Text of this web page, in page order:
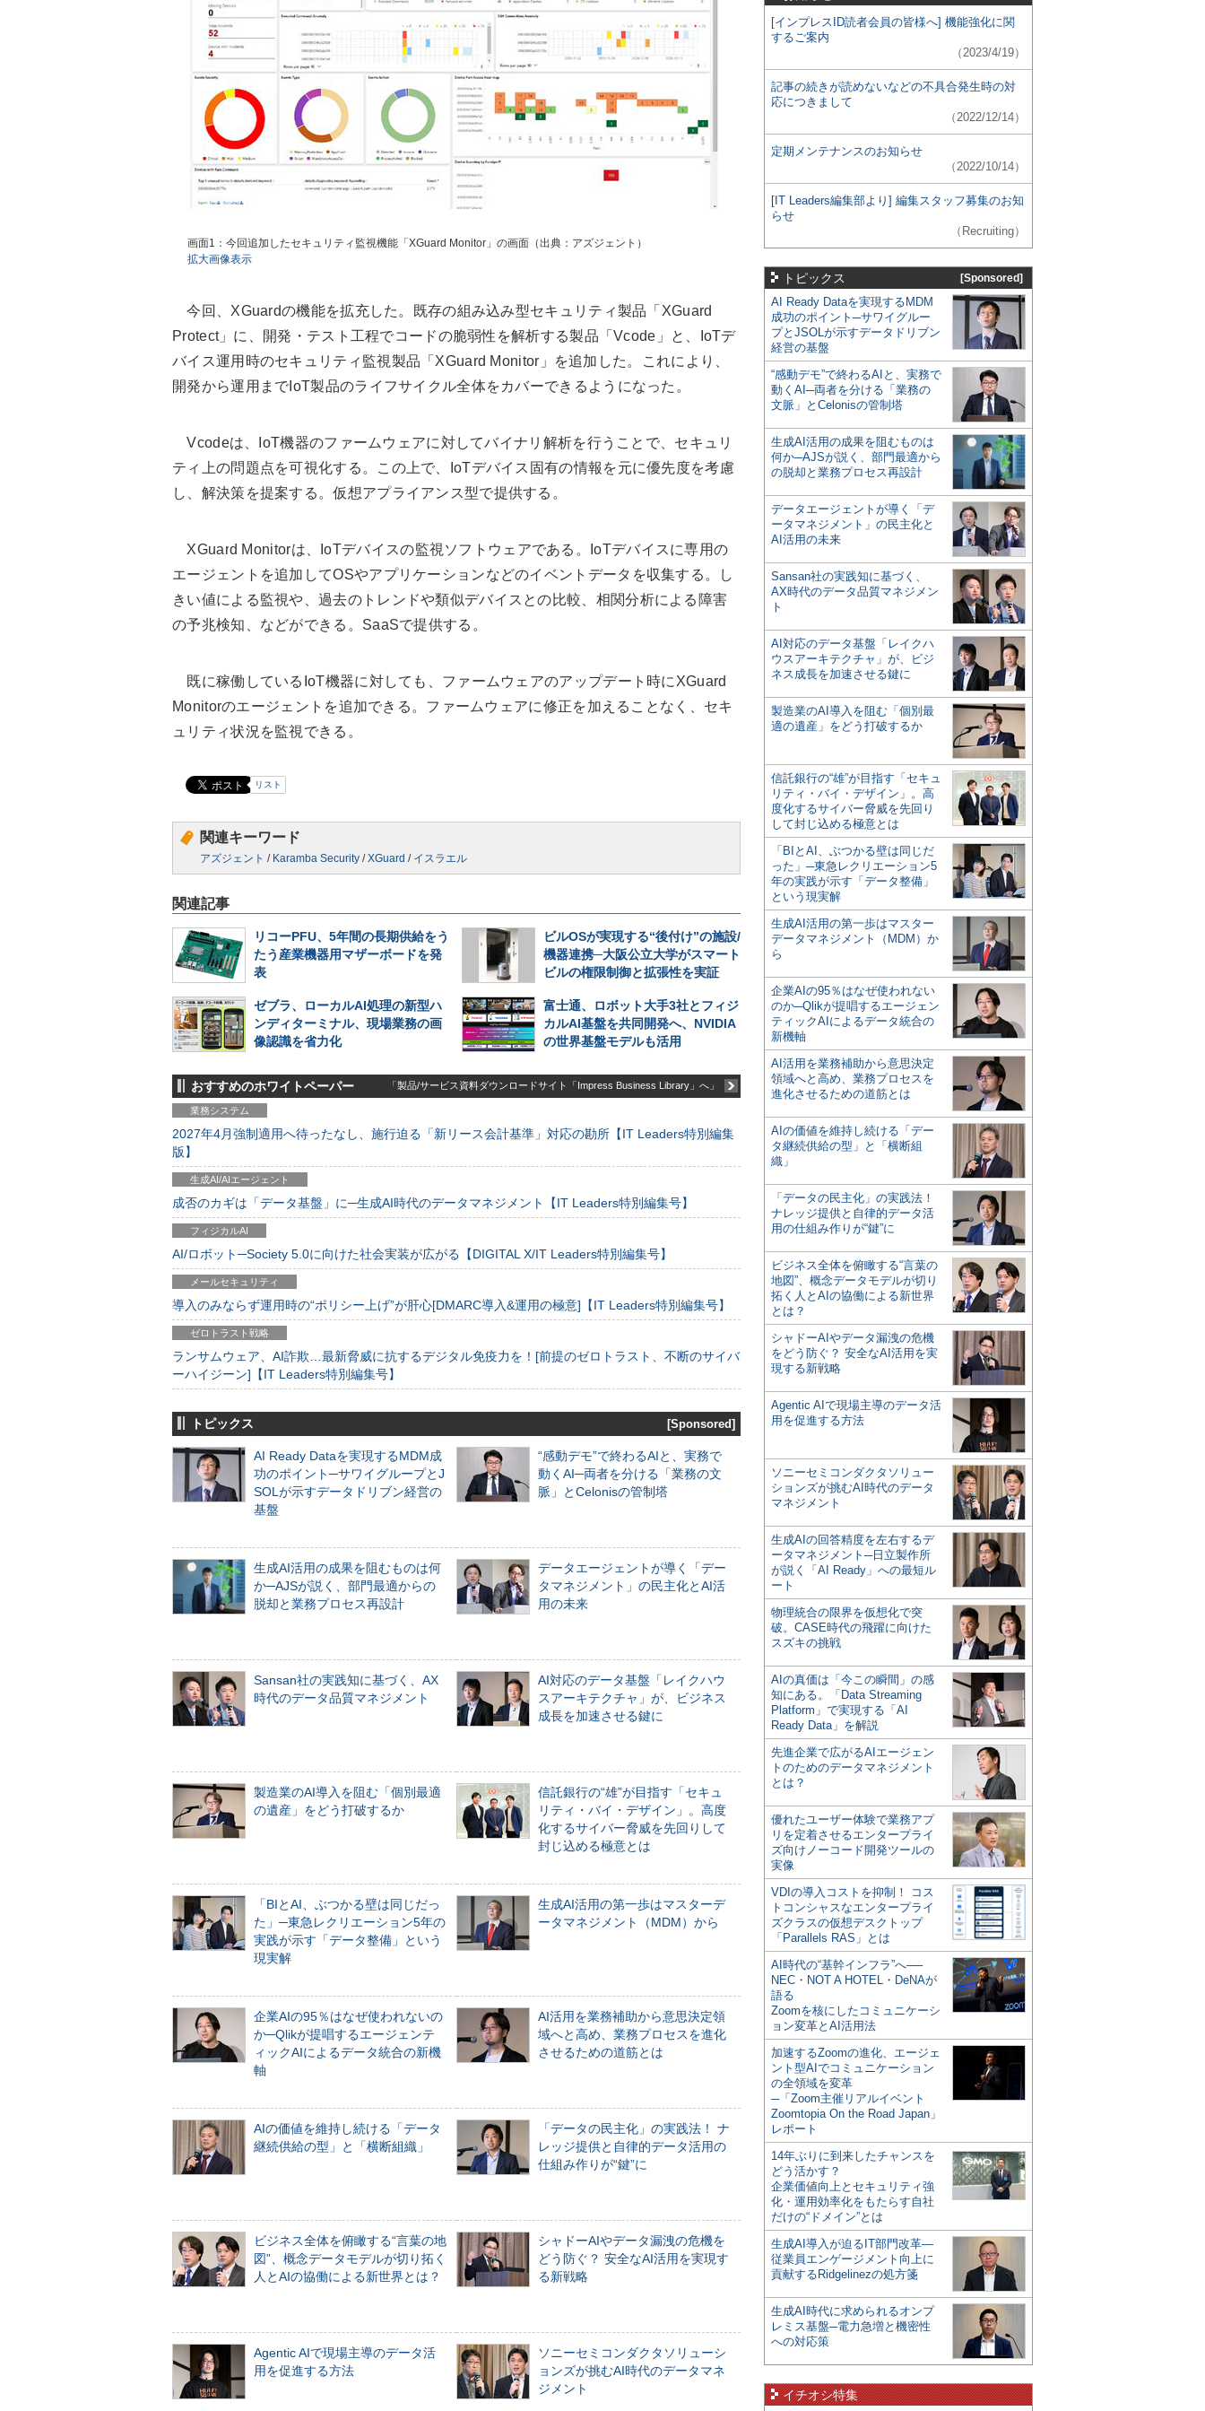
画面1：今回追加したセキュリティ監視機能「XGuard Monitor」の画面（出典：アズジェント）
拡大画像表示
今回、XGuardの機能を拡充した。既存の組み込み型セキュリティ製品「XGuard
Protect」に、開発・テスト工程でコードの脆弱性を解析する製品「Vcode」と、IoTデ
バイス運用時のセキュリティ監視製品「XGuard Monitor」を追加した。これにより、
開発から運用までIoT製品のライフサイクル全体をカバーできるようになった。
Vcodeは、IoT機器のファームウェアに対してバイナリ解析を行うことで、セキュリ
ティ上の問題点を可視化する。この上で、IoTデバイス固有の情報を元に優先度を考慮
し、解決策を提案する。仮想アプライアンス型で提供する。
XGuard Monitorは、IoTデバイスの監視ソフトウェアである。IoTデバイスに専用の
エージェントを追加してOSやアプリケーションなどのイベントデータを収集する。し
きい値による監視や、過去のトレンドや類似デバイスとの比較、相関分析による障害
の予兆検知、などができる。SaaSで提供する。
既に稼働しているIoT機器に対しても、ファームウェアのアップデート時にXGuard
Monitorのエージェントを追加できる。ファームウェアに修正を加えることなく、セキ
ュリティ状況を監視できる。
リスト
関連キーワード
アズジェント / Karamba Security /XGuard / イスラエル
関連記事
リコーPFU、5年間の長期供給をう
たう産業機器用マザーボードを発
表
ビルOSが実現する“後付け”の施設/
機器連携─大阪公立大学がスマート
ビルの権限制御と拡張性を実証
ゼブラ、ローカルAI処理の新型ハ
ンディターミナル、現場業務の画
像認識を省力化
富士通、ロボット大手3社とフィジ
カルAI基盤を共同開発へ、NVIDIA
の世界基盤モデルも活用
おすすめのホワイトペーパー 「製品/サービス資料ダウンロードサイト「Impress Business Library」へ」
業務システム
2027年4月強制適用へ待ったなし、施行迫る「新リース会計基準」対応の勘所【IT Leaders特別編集
版】
生成AI/AIエージェント
成否のカギは「データ基盤」に─生成AI時代のデータマネジメント【IT Leaders特別編集号】
フィジカルAI
AI/ロボット─Society 5.0に向けた社会実装が広がる【DIGITAL X/IT Leaders特別編集号】
メールセキュリティ
導入のみならず運用時の“ポリシー上げ”が肝心[DMARC導入&運用の極意]【IT Leaders特別編集号】
ゼロトラスト戦略
ランサムウェア、AI詐欺…最新脅威に抗するデジタル免疫力を！[前提のゼロトラスト、不断のサイバ
ーハイジーン]【IT Leaders特別編集号】
トピックス [Sponsored]
AI Ready Dataを実現するMDM成
功のポイント─サワイグループとJ
SOLが示すデータドリブン経営の
基盤
“感動デモ”で終わるAIと、実務で
動くAI─両者を分ける「業務の文
脈」とCelonisの管制塔
生成AI活用の成果を阻むものは何
か─AJSが説く、部門最適からの
脱却と業務プロセス再設計
データエージェントが導く「デー
タマネジメント」の民主化とAI活
用の未来
Sansan社の実践知に基づく、AX
時代のデータ品質マネジメント
AI対応のデータ基盤「レイクハウ
スアーキテクチャ」が、ビジネス
成長を加速させる鍵に
製造業のAI導入を阻む「個別最適
の遺産」をどう打破するか
信託銀行の“雄”が目指す「セキュ
リティ・バイ・デザイン」。高度
化するサイバー脅威を先回りして
封じ込める極意とは
「BIとAI、ぶつかる壁は同じだっ
た」─東急レクリエーション5年の
実践が示す「データ整備」という
現実解
生成AI活用の第一歩はマスターデ
ータマネジメント（MDM）から
企業AIの95％はなぜ使われないの
か─Qlikが提唱するエージェンテ
ィックAIによるデータ統合の新機
軸
AI活用を業務補助から意思決定領
域へと高め、業務プロセスを進化
させるための道筋とは
AIの価値を維持し続ける「データ
継続供給の型」と「横断組織」
「データの民主化」の実践法！ ナ
レッジ提供と自律的データ活用の
仕組み作りが“鍵”に
ビジネス全体を俯瞰する“言葉の地
図”、概念データモデルが切り拓く
人とAIの協働による新世界とは？
シャドーAIやデータ漏洩の危機を
どう防ぐ？ 安全なAI活用を実現す
る新戦略
Agentic AIで現場主導のデータ活
用を促進する方法
ソニーセミコンダクタソリューシ
ョンズが挑むAI時代のデータマネ
ジメント
[インプレスID読者会員の皆様へ] 機能強化に関
するご案内
（2023/4/19）
記事の続きが読めないなどの不具合発生時の対
応につきまして
（2022/12/14）
定期メンテナンスのお知らせ
（2022/10/14）
[IT Leaders編集部より] 編集スタッフ募集のお知
らせ
（Recruiting）
トピックス [Sponsored]
AI Ready Dataを実現するMDM
成功のポイント─サワイグルー
プとJSOLが示すデータドリブン
経営の基盤
“感動デモ”で終わるAIと、実務で
動くAI─両者を分ける「業務の
文脈」とCelonisの管制塔
生成AI活用の成果を阻むものは
何か─AJSが説く、部門最適から
の脱却と業務プロセス再設計
データエージェントが導く「デ
ータマネジメント」の民主化と
AI活用の未来
Sansan社の実践知に基づく、
AX時代のデータ品質マネジメン
ト
AI対応のデータ基盤「レイクハ
ウスアーキテクチャ」が、ビジ
ネス成長を加速させる鍵に
製造業のAI導入を阻む「個別最
適の遺産」をどう打破するか
信託銀行の“雄”が目指す「セキュ
リティ・バイ・デザイン」。高
度化するサイバー脅威を先回り
して封じ込める極意とは
「BIとAI、ぶつかる壁は同じだ
った」─東急レクリエーション5
年の実践が示す「データ整備」
という現実解
生成AI活用の第一歩はマスター
データマネジメント（MDM）か
ら
企業AIの95％はなぜ使われない
のか─Qlikが提唱するエージェン
ティックAIによるデータ統合の
新機軸
AI活用を業務補助から意思決定
領域へと高め、業務プロセスを
進化させるための道筋とは
AIの価値を維持し続ける「デー
タ継続供給の型」と「横断組
織」
「データの民主化」の実践法！
ナレッジ提供と自律的データ活
用の仕組み作りが“鍵”に
ビジネス全体を俯瞰する“言葉の
地図”、概念データモデルが切り
拓く人とAIの協働による新世界
とは？
シャドーAIやデータ漏洩の危機
をどう防ぐ？ 安全なAI活用を実
現する新戦略
Agentic AIで現場主導のデータ活
用を促進する方法
ソニーセミコンダクタソリュー
ションズが挑むAI時代のデータ
マネジメント
生成AIの回答精度を左右するデ
ータマネジメント─日立製作所
が説く「AI Ready」への最短ル
ート
物理統合の限界を仮想化で突
破。CASE時代の飛躍に向けた
スズキの挑戦
AIの真価は「今この瞬間」の感
知にある。「Data Streaming
Platform」で実現する「AI
Ready Data」を解説
先進企業で広がるAIエージェン
トのためのデータマネジメント
とは？
優れたユーザー体験で業務アプ
リを定着させるエンタープライ
ズ向けノーコード開発ツールの
実像
VDIの導入コストを抑制！ コス
トコンシャスなエンタープライ
ズクラスの仮想デスクトップ
「Parallels RAS」とは
AI時代の“基幹インフラ”へ──
NEC・NOT A HOTEL・DeNAが
語る
Zoomを核にしたコミュニケーシ
ョン変革とAI活用法
加速するZoomの進化、エージェ
ント型AIでコミュニケーション
の全領域を変革
─「Zoom主催リアルイベント
Zoomtopia On the Road Japan」
レポート
14年ぶりに到来したチャンスを
どう活かす？
企業価値向上とセキュリティ強
化・運用効率化をもたらす自社
だけの“ドメイン”とは
生成AI導入が迫るIT部門改革―
従業員エンゲージメント向上に
貢献するRidgelinezの処方箋
生成AI時代に求められるオンプ
レミス基盤─電力急増と機密性
への対応策
イチオシ特集